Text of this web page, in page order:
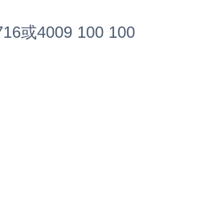
或4009 100 100